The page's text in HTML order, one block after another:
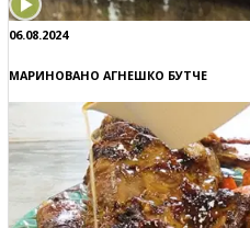
06.08.2024
МАРИНОВАНО АГНЕШКО БУТЧЕ